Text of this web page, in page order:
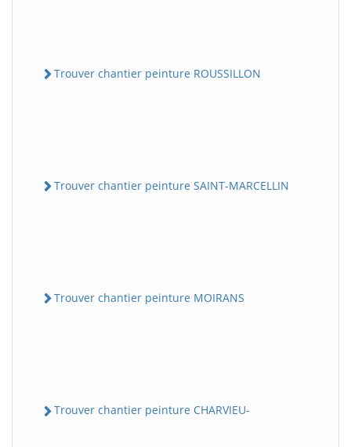
Trouver chantier peinture ROUSSILLON
Trouver chantier peinture SAINT-MARCELLIN
Trouver chantier peinture MOIRANS
Trouver chantier peinture CHARVIEU-